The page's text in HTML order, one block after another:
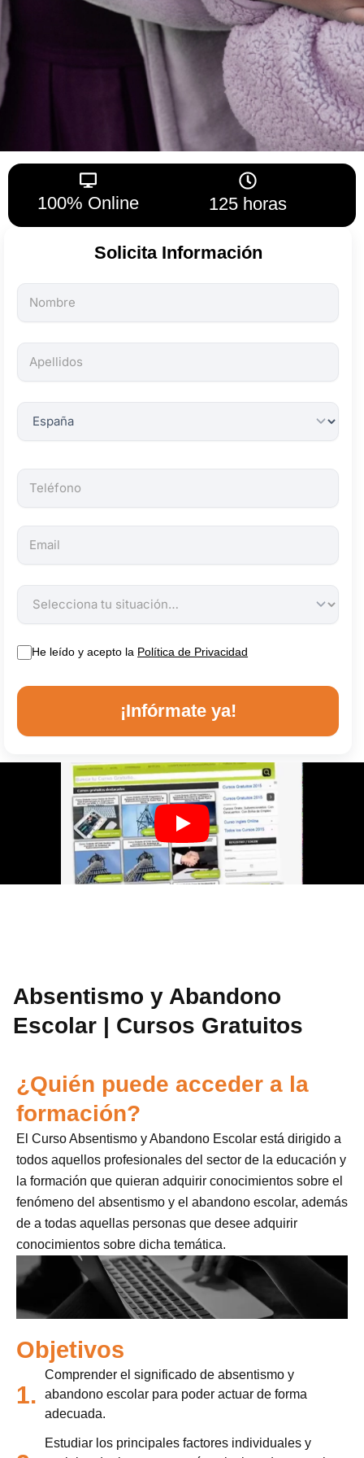
100% Online 125 horas
Solicita Información
Todos
los
son
obligatorios.
He leído y acepto la Política de Privacidad
¡Infórmate ya!
Absentismo y Abandono
Escolar | Cursos Gratuitos
¿Quién puede acceder a la
formación?
El Curso Absentismo y Abandono Escolar está dirigido a
todos aquellos profesionales del sector de la educación y
la formación que quieran adquirir conocimientos sobre el
fenómeno del absentismo y el abandono escolar, además
de a todas aquellas personas que desee adquirir
conocimientos sobre dicha temática.
Objetivos
1.
Comprender el significado de absentismo y
abandono escolar para poder actuar de forma
adecuada.
Estudiar los principales factores individuales y